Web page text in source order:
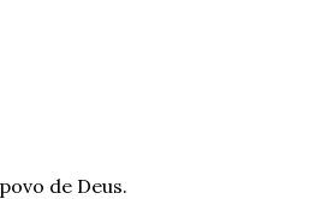
de Deus.